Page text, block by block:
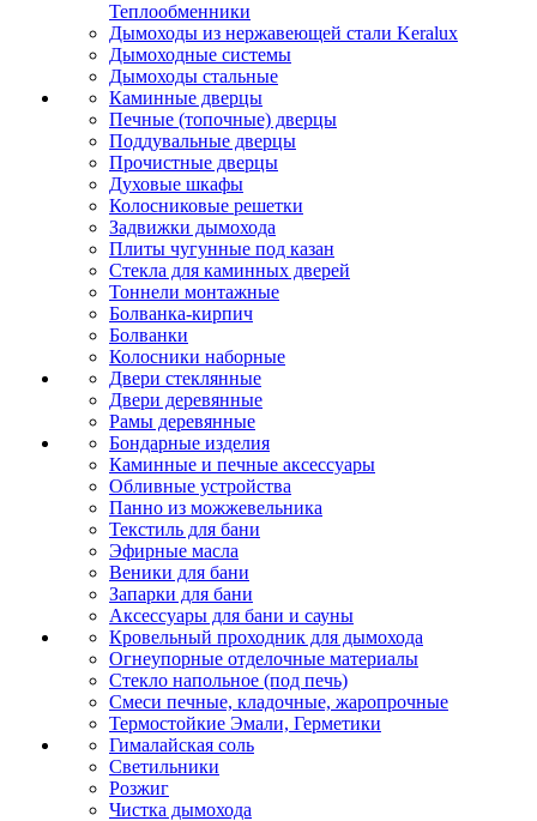
Теплообменники
Дымоходы из нержавеющей стали Keralux
Дымоходные системы
Дымоходы стальные
Каминные дверцы
Печные (топочные) дверцы
Поддувальные дверцы
Прочистные дверцы
Духовые шкафы
Колосниковые решетки
Задвижки дымохода
Плиты чугунные под казан
Стекла для каминных дверей
Тоннели монтажные
Болванка-кирпич
Болванки
Колосники наборные
Двери стеклянные
Двери деревянные
Рамы деревянные
Бондарные изделия
Каминные и печные аксессуары
Обливные устройства
Панно из можжевельника
Текстиль для бани
Эфирные масла
Веники для бани
Запарки для бани
Аксессуары для бани и сауны
Кровельный проходник для дымохода
Огнеупорные отделочные материалы
Стекло напольное (под печь)
Смеси печные, кладочные, жаропрочные
Термостойкие Эмали, Герметики
Гималайская соль
Светильники
Розжиг
Чистка дымохода